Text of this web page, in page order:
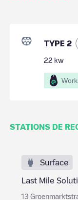
TYPE 2
22 kw
STATIONS DE
Surface
Last Mile
13